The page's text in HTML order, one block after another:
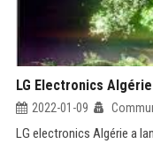
LG Electronics
2022-01-09
LG electronics Algérie a